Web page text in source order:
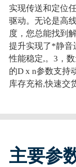
实现传送和定位
驱动。无论是高
度，您总能找到
提升实现了*静音
性能稳定,。3，
的D x n参数支持
库存充裕,快速交
主要参